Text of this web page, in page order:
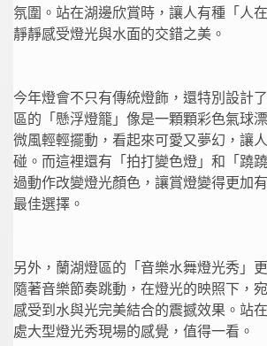
氛圍。站在湖邊欣賞時，讓人有種「人
靜靜感受燈光與水面的交錯之美。
今年燈會不只有傳統燈飾，還特別設計
區的「懸浮燈籠」像是一顆顆彩色氣球
微風輕輕擺動，看起來可愛又夢幻，讓
碰。而這裡還有「拍打變色燈」和「蹺
過動作改變燈光顏色，讓賞燈變得更加
最佳選擇。
另外，蘭湖燈區的「音樂水舞燈光秀」
隨著音樂節奏跳動，在燈光的映照下，
感受到水與光完美結合的震撼效果。站
處大型燈光秀現場的感覺，值得一看。